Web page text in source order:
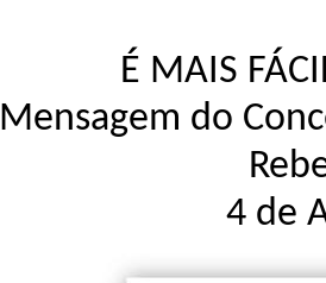
É MAIS
Mensagem do
4 de